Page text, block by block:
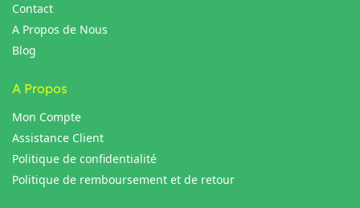
Contact
A Propos de Nous
Blog
A Propos
Mon Compte
Assistance Client
Politique de confidentialité
Politique de remboursement et de retour